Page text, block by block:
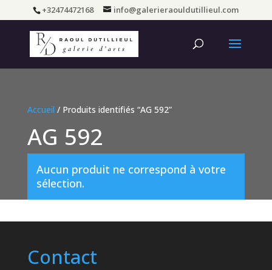
+32474472168 info@galerieraouldutillieul.com
Accueil / Produits identifiés “AG 592”
AG 592
Aucun produit ne correspond à votre
sélection.
Contact